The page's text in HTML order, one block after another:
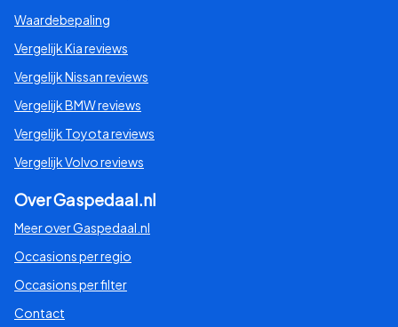
Waardebepaling
Vergelijk Kia reviews
Vergelijk Nissan reviews
Vergelijk BMW reviews
Vergelijk Toyota reviews
Vergelijk Volvo reviews
Over Gaspedaal.nl
Meer over Gaspedaal.nl
Occasions per regio
Occasions per filter
Contact